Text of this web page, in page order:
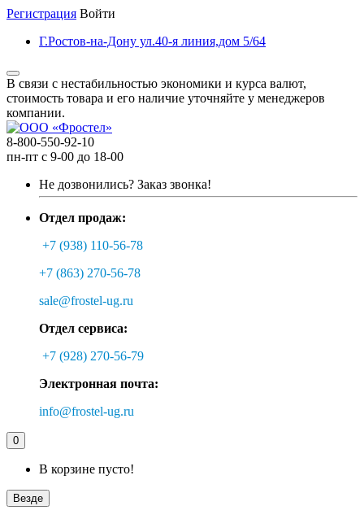
Регистрация Войти
Г.Ростов-на-Дону ул.40-я линия,дом 5/64
В связи с нестабильностью экономики и курса валют,
стоимость товара и его наличие уточняйте у менеджеров
компании.
8-800-550-92-10
пн-пт с 9-00 до 18-00
Не дозвонились? Заказ звонка!
Отдел продаж:
+7 (938) 110-56-78
+7 (863) 270-56-78
sale@frostel-ug.ru
Отдел сервиса:
+7 (928) 270-56-79
Электронная почта:
info@frostel-ug.ru
0
В корзине пусто!
Везде